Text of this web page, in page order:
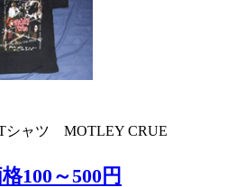
ャツ MOTLEY CRUE